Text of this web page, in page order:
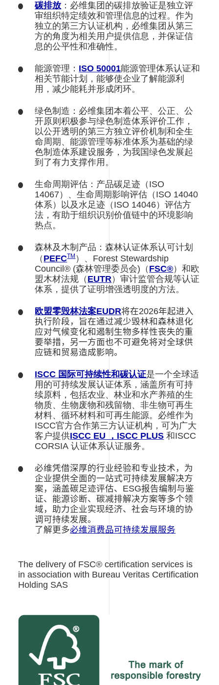
碳排放 ：必维集团的碳排放验证是独立评
审组织特定绩效和管理信息的过程。作为
独立的第三方认证机构，必维集团从第三
方的角度为相关用户提供信息，并保证信
息的公平性和准确性。
能源管理： ISO 50001能源管理体系认证和
相关节能计划，能够使企业了解能源利
用，减少能耗并形成闭环。
绿色制造：必维集团本着公平、公正、公
开原则积极参与绿色制造体系评价工作，
以公开透明的第三方独立评价机制和全生
命周期、能源管理等标准体系为基础的绿
色制造体系建设服务，为我国绿色发展起
到了有力支撑作用。
生命周期评估：产品碳足迹（ISO
14067）、生命周期影响评估（ISO 14040
体系）以及水足迹（ISO 14046）评估方
法，有助于组织识别价值链中的环境影响
热点。
森林及木制产品：森林认证体系认可计划
（ PEFCTM）、Forest Stewardship
Council® (森林管理委员会)（ FSC®）和欧
盟木材法规（ EUTR ）审计监管合规等认证
体系，提供了证明增强透明度的方法。
欧盟零毁林法案EUDR将在2026年起进入
执行阶段，旨在通过减少毁林和森林退化
应对气候变化和遏制生物多样性丧失的重
要举措，另一方面也不可避免将对全球供
应链和贸易造成影响。
ISCC 国际可持续性和碳认证是一个全球适
用的可持续发展认证体系，涵盖所有可持
续原料，包括农业、林业和水产养殖的生
物质、生物废物和残留物、非生物可再生
材料、循环材料和可再生能源。必维作为
ISCC官方合作第三方认证机构，可为广大
客户提供ISCC EU ，ISCC PLUS 和ISCC
CORSIA 认证体系认证服务。
必维凭借深厚的行业经验和专业技术，为
企业提供全面的一站式可持续发展解决方
案，涵盖碳足迹评估、 ESG报告编制与鉴
证、能源诊断、碳减排解决方案等多个领
域，助力企业实现经济、社会与环境的协
调可持续发展。
了解更多必维消费品可持续发展服务
The delivery of FSC® certification services is
in association with Bureau Veritas Certification
Holding SAS